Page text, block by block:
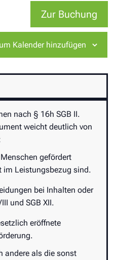
Zur Buchung
Kalender hinzufügen
nach § 16h SGB II.
weicht deutlich von
gefördert
im Leistungsbezug sind.
bei Inhalten oder
und SGB XII.
eröffnete
andere als die sonst